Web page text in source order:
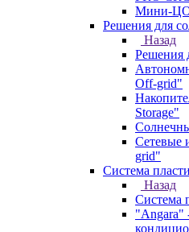
Мини-
Решения для
Назад
Решения
Off-grid"
Storage"
Сетевые
grid"
Система
Назад
Система
"Angara"